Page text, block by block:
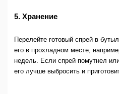
5. Хранение
Перелейте готовый спрей в
его в прохладном месте,
недель. Если спрей помутнел
его лучше выбросить и